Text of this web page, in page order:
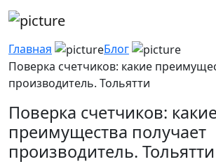
Главная
Блог
Поверка счетчиков: какие
производитель. Тольятти
Поверка счетчиков: какие
преимущества получает
производитель. Тольятти